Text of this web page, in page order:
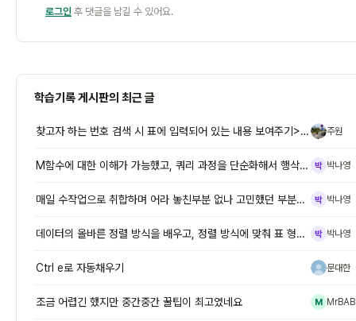
로그인 후 댓글을 남길 수 있어요.
학습기록 게시판의 최근 글
찾고자 하는 번호 검색 시 표에 입력되어 있는 내용 보여주기> 필터로 조 주 주원
M함수에 대한 이해가 가능했고, 쿼리 과정을 단순화해서 행삭제,머리글로 박 박나영
매일 수작업으로 취합하며 어라 놓친부분 없나 고민했던 부분이, 이렇게 간 박 박나영
데이터의 올바른 정렬 방식을 배우고, 정렬 방식에 맞춰 표 형식으로 변환 박 박나영
Ctrl e로 자동채우기 문 문대한
조금 어렵긴 했지만 중간중간 꿀팁이 최고였네요 M